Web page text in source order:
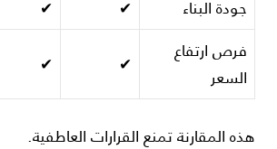
جودة البناء
✔
✔
فرص ارتفاع
السعر
✔
✔
هذه المقارنة تمنع القرارات العاطفية.